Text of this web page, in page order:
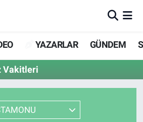
YAZARLAR GÜNDEM
Vakitleri
Eczaneler
Durumu
Yoğunluk Haritası
Durumu ve Fikstür